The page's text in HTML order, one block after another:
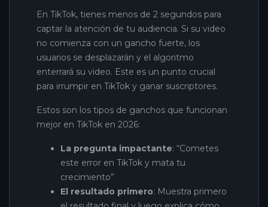
En TikTok, tienes menos de 2 segundos para
captar la atención de tu audiencia. Si su video
no comienza con un gancho fuerte, los
usuarios se desplazarán y el algoritmo
enterrará su video. Este es un punto crucial
para irrumpir en TikTok y ganar suscriptores.
Estos son los tipos de ganchos que funcionan
mejor en TikTok en 2026:
La pregunta impactante: “Cometes
este error en TikTok y mata tu
crecimiento”
El resultado primero: Muestra primero